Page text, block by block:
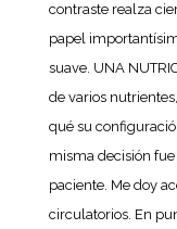
contraste realza
papel
suave. UNA
de varios
qué su
misma decisión
paciente. Me doy
circulatorios. En